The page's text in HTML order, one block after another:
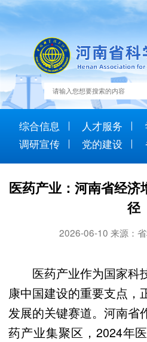
综合信息 人才服务
调研宣传
党的建设
医药产业：河南省经济
径
2026-06-10 来源：
医药产业作为国家科
康中国建设的重要支点，
发展的关键赛道。河南省
药产业集聚区，2024年